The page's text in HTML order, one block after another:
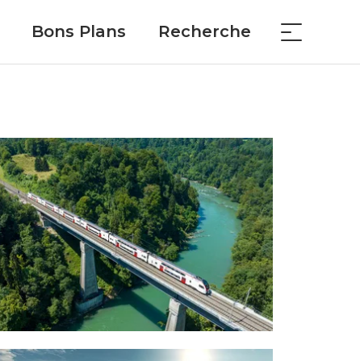
Bons Plans Recherche